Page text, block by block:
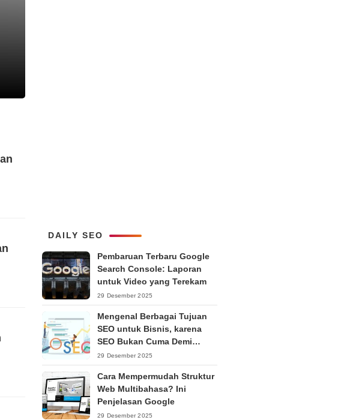
DAILY SEO
Pembaruan Terbaru Google
Search Console: Laporan
untuk Video yang Terekam
29 Desember 2025
Mengenal Berbagai Tujuan
SEO untuk Bisnis, karena
SEO Bukan Cuma Demi
Ranking
29 Desember 2025
Cara Mempermudah Struktur
Web Multibahasa? Ini
Penjelasan Google
29 Desember 2025